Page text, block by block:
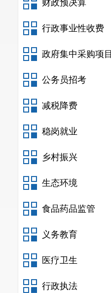
财政预决算
行政事业性收费
政府集中采购项目
公务员招考
减税降费
稳岗就业
乡村振兴
生态环境
食品药品监管
义务教育
医疗卫生
行政执法